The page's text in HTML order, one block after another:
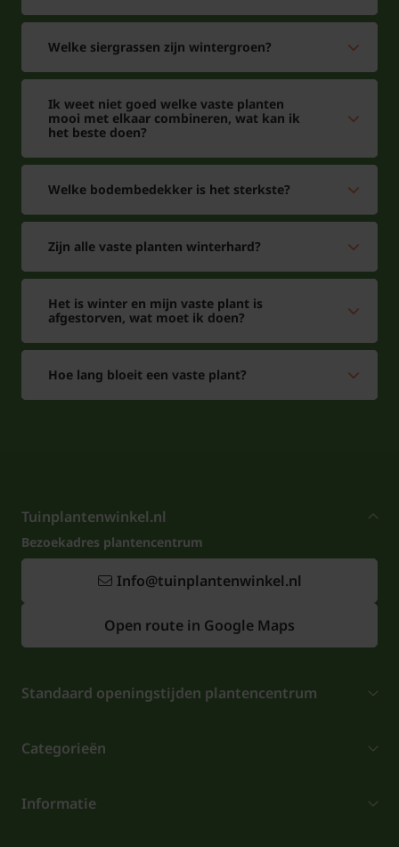
Welke siergrassen zijn wintergroen?
Ik weet niet goed welke vaste planten
mooi met elkaar combineren, wat kan ik
het beste doen?
Welke bodembedekker is het sterkste?
Zijn alle vaste planten winterhard?
Het is winter en mijn vaste plant is
afgestorven, wat moet ik doen?
Hoe lang bloeit een vaste plant?
Tuinplantenwinkel.nl
Bezoekadres plantencentrum
Info@tuinplantenwinkel.nl
Open route in Google Maps
Standaard openingstijden plantencentrum
Categorieën
Informatie